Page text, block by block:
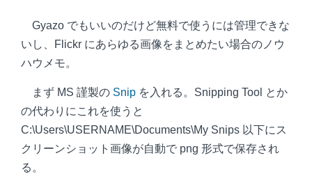
Gyazo でもいいのだけど無料で使うには管理できな
いし、Flickr にあらゆる画像をまとめたい場合のノウ
ハウメモ。
まず MS 謹製の Snip を入れる。Snipping Tool とか
の代わりにこれを使うと
C:\Users\USERNAME\Documents\My Snips 以下にス
クリーンショット画像が自動で png 形式で保存され
る。